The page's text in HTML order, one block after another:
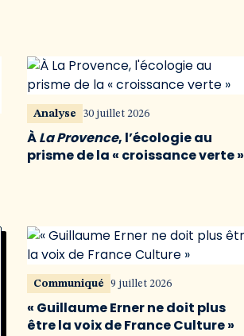
Analyse 30 juillet 2026
ÀLa Provence, l’écologie au
prisme de la « croissance verte »
Communiqué 9 juillet 2026
« Guillaume Erner ne doit plus
être la voix de France Culture »